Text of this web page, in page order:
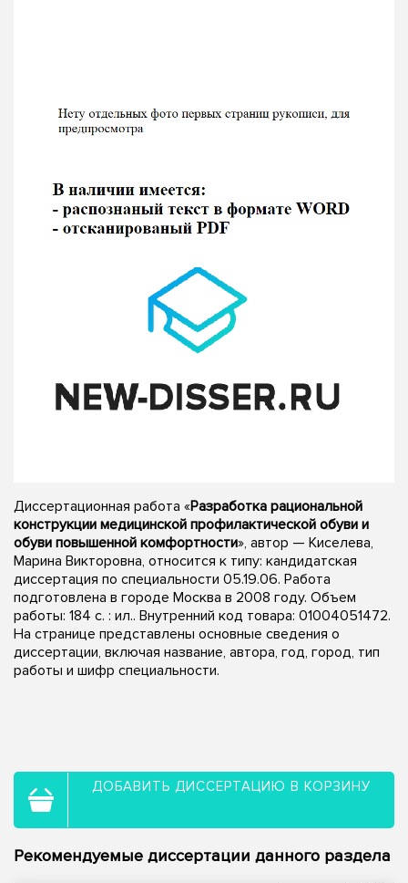
Диссертационная работа «Разработка рациональной
конструкции медицинской профилактической обуви и
обуви повышенной комфортности», автор — Киселева,
Марина Викторовна, относится к типу: кандидатская
диссертация по специальности 05.19.06. Работа
подготовлена в городе Москва в 2008 году. Объем
работы: 184 с. : ил.. Внутренний код товара: 01004051472.
На странице представлены основные сведения о
диссертации, включая название, автора, год, город, тип
работы и шифр специальности.
ДОБАВИТЬ ДИССЕРТАЦИЮ В КОРЗИНУ
Рекомендуемые диссертации данного раздела